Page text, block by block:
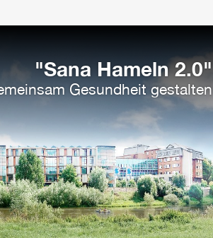
"Sana Hameln 2.0"
Gesundheit gestalten